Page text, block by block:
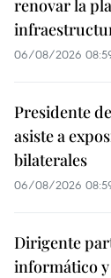
renovar la
06/08/2026
Presidente
asiste a
bilaterales
06/08/2026
Dirigente
informático